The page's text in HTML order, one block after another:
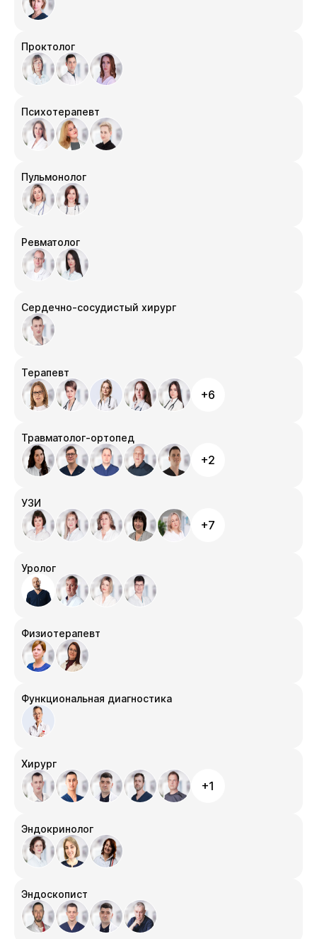
Проктолог
Психотерапевт
Пульмонолог
Ревматолог
Сердечно-сосудистый хирург
Терапевт
+6
Травматолог-ортопед
+2
УЗИ
+7
Уролог
Физиотерапевт
Функциональная диагностика
Хирург
+1
Эндокринолог
Эндоскопист